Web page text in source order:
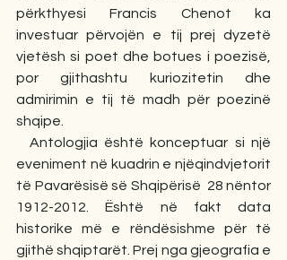
përkthyesi Francis Chenot ka
investuar përvojën e tij prej dyzetë
vjetësh si poet dhe botues i poezisë,
por gjithashtu kuriozitetin dhe
admirimin e tij të madh për poezinë
shqipe.
eveniment në kuadrin e njëqindvjetorit
të Pavarësisë së Shqipërisë  28 nëntor
1912-2012. Është në fakt data
historike më e rëndësishme për të
gjithë shqiptarët. Prej nga gjeografia e